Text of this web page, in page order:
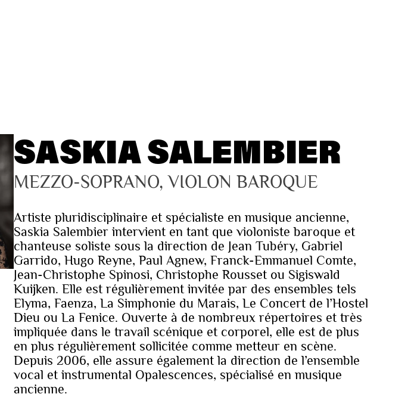
SASKIA SALEMBIER
MEZZO-SOPRANO, VIOLON BAROQUE
Artiste pluridisciplinaire et spécialiste en musique ancienne,
Saskia Salembier intervient en tant que violoniste baroque et
chanteuse soliste sous la direction de Jean Tubéry, Gabriel
Garrido, Hugo Reyne, Paul Agnew, Franck-Emmanuel Comte,
Jean-Christophe Spinosi, Christophe Rousset ou Sigiswald
Kuijken. Elle est régulièrement invitée par des ensembles tels
Elyma, Faenza, La Simphonie du Marais, Le Concert de l’Hostel
Dieu ou La Fenice. Ouverte à de nombreux répertoires et très
impliquée dans le travail scénique et corporel, elle est de plus
en plus régulièrement sollicitée comme metteur en scène.
Depuis 2006, elle assure également la direction de l’ensemble
vocal et instrumental Opalescences, spécialisé en musique
ancienne.